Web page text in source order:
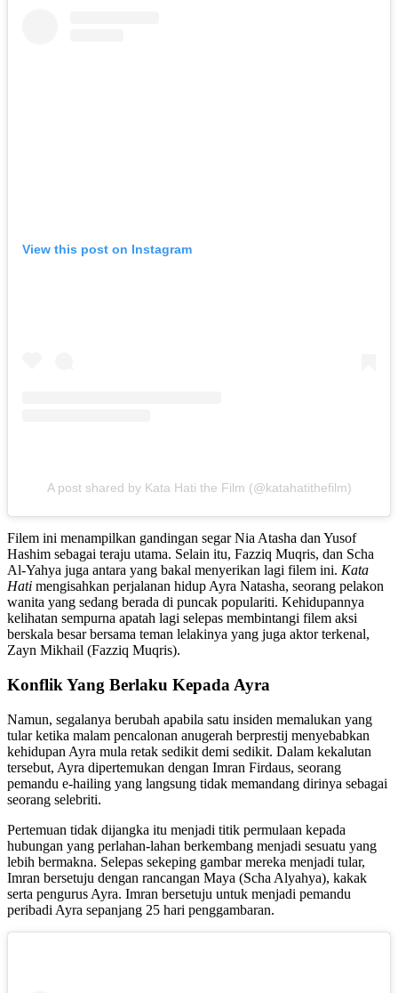
View this post on Instagram
A post shared by Kata Hati the Film (@katahatithefilm)
Filem ini menampilkan gandingan segarNia Atasha dan Yusof
Hashim sebagai teraju utama. Selain itu, Fazziq Muqris, dan Scha
Al-Yahya juga antara yang bakal menyerikan lagi filem ini. Kata
Hati mengisahkan perjalanan hidup Ayra Natasha, seorang pelakon
wanita yang sedang berada di puncak populariti. Kehidupannya
kelihatan sempurna apatah lagi selepas membintangi filem aksi
berskala besar bersama teman lelakinya yang juga aktor terkenal,
Zayn Mikhail (Fazziq Muqris).
Konflik Yang Berlaku Kepada Ayra
Namun, segalanya berubah apabila satu insiden memalukan yang
tular ketika malam pencalonan anugerah berprestij menyebabkan
kehidupan Ayra mula retak sedikit demi sedikit. Dalam kekalutan
tersebut, Ayra dipertemukan dengan Imran Firdaus, seorang
pemandu e-hailing yang langsung tidak memandang dirinya sebagai
seorang selebriti.
Pertemuan tidak dijangka itu menjadi titik permulaan kepada
hubungan yang perlahan-lahan berkembang menjadi sesuatu yang
lebih bermakna. Selepas sekeping gambar mereka menjadi tular,
Imran bersetuju dengan rancangan Maya (Scha Alyahya), kakak
serta pengurus Ayra. Imran bersetuju untuk menjadi pemandu
peribadi Ayra sepanjang 25 hari penggambaran.